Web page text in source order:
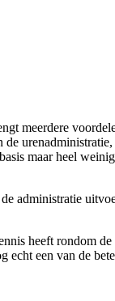
meerdere
maar heel
administratie
heeft rondom
een van de